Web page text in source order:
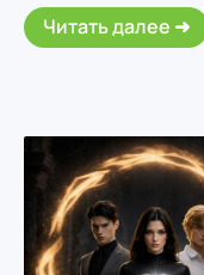
Читать далее